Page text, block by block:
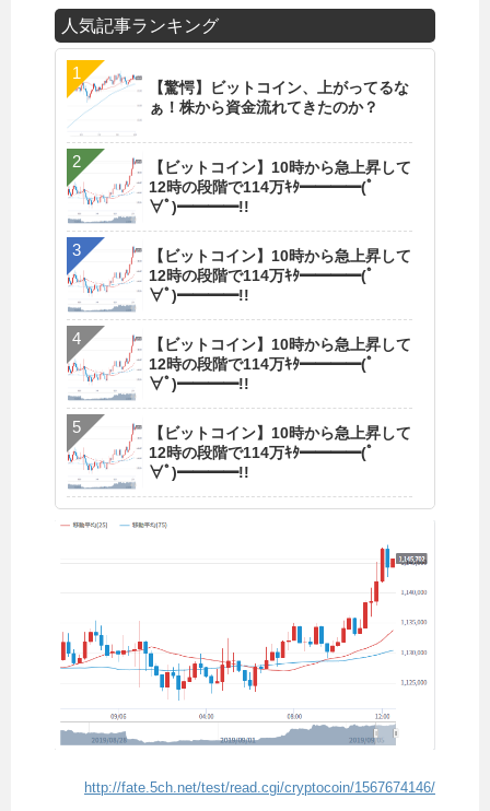
人気記事ランキング
【驚愕】ビットコイン、上がってるな
ぁ！株から資金流れてきたのか？
【ビットコイン】10時から急上昇して
12時の段階で114万ｷﾀ━━━━(ﾟ
∀ﾟ)━━━━!!
【ビットコイン】10時から急上昇して
12時の段階で114万ｷﾀ━━━━(ﾟ
∀ﾟ)━━━━!!
【ビットコイン】10時から急上昇して
12時の段階で114万ｷﾀ━━━━(ﾟ
∀ﾟ)━━━━!!
【ビットコイン】10時から急上昇して
12時の段階で114万ｷﾀ━━━━(ﾟ
∀ﾟ)━━━━!!
http://fate.5ch.net/test/read.cgi/cryptocoin/1567674146/